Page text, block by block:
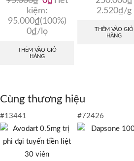
gốc
là:
95.000₫.
tại
kiệm:
95.000₫(100%)
0₫/lọ
THÊM VÀO GIỎ
HÀNG
2.520₫/g
THÊM VÀO GIỎ
HÀNG
Cùng thương hiệu
#13441 #72426